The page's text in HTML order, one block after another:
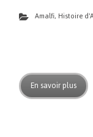
Amalfi, Histoire
En savoir plus